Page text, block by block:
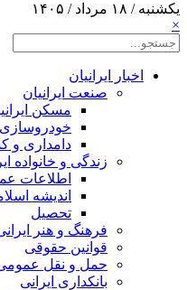
یکشنبه / ۱۸ مرداد / ۱۴۰۵
×
اخبار ایرانیان
صنعت ایرانیان
مسکن
خودروسازی
دامداری و
زندگی و خانواده
اطلاعات
اندیشه
تحصیل
فرهنگ و هنر
قوانین حقوقی
حمل و نقل
بانکداری ایرانی